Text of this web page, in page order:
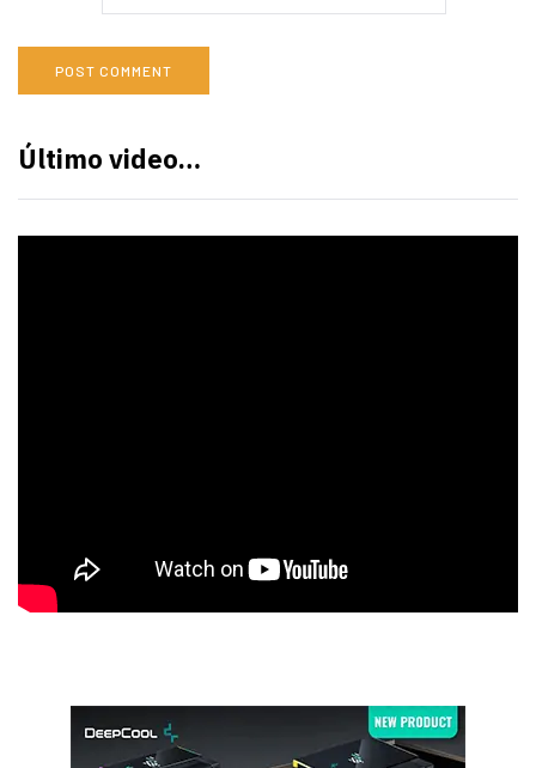
Último video…